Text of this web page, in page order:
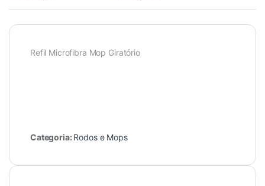
Refil Microfibra Mop Giratório
Categoria: Rodos e Mops